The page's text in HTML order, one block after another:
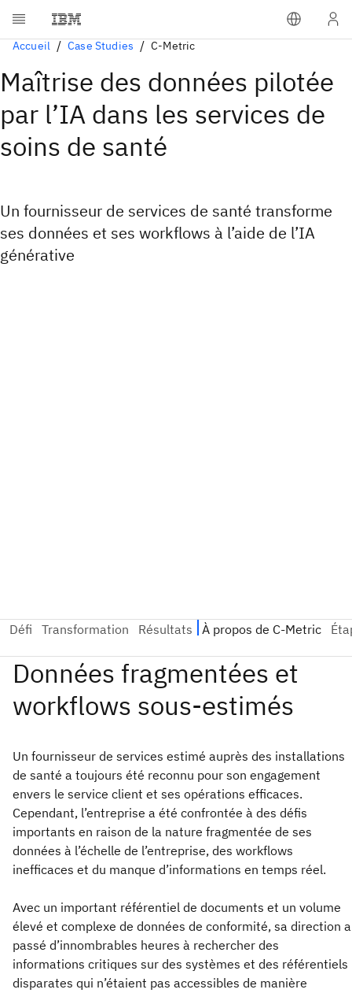
Accueil Case Studies C-Metric
Maîtrise des données pilotée
par l’IA dans les services de
soins de santé
Un fournisseur de services de santé transforme
ses données et ses workflows à l’aide de l’IA
générative
Un fournisseur de services estimé auprès des installations
de santé a toujours été reconnu pour son engagement
envers le service client et ses opérations efficaces.
Cependant, l’entreprise a été confrontée à des défis
importants en raison de la nature fragmentée de ses
données à l’échelle de l’entreprise, des workflows
inefficaces et du manque d’informations en temps réel.
Avec un important référentiel de documents et un volume
élevé et complexe de données de conformité, sa direction a
passé d’innombrables heures à rechercher des
informations critiques sur des systèmes et des référentiels
disparates qui n’étaient pas accessibles de manière